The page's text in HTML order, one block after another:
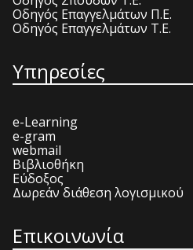
Οδηγός Επαγγελμάτων Π.Ε.
Οδηγός Επαγγελμάτων Τ.Ε.
Υπηρεσίες
e-Learning
e-gram
webmail
Βιβλιοθήκη
Εύδοξος
Δωρεάν διάθεση λογισμικού
Επικοινωνία